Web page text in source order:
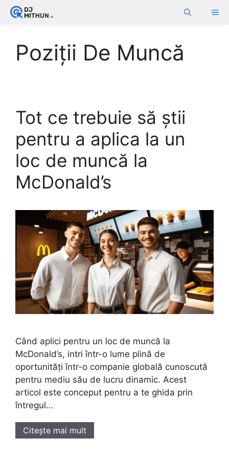
Skip
Poziții De Muncă
Tot ce trebuie să știi
pentru a aplica la un
loc de muncă la
McDonald’s
Când aplici pentru un loc de muncă la
McDonald’s, intri într-o lume plină de
oportunități într-o companie globală cunoscută
pentru mediu său de lucru dinamic. Acest
articol este conceput pentru a te ghida prin
întregul…
Citește mai mult